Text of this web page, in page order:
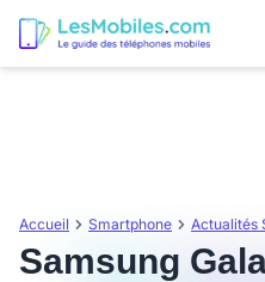
Accueil Smartphone Actualités
Samsung